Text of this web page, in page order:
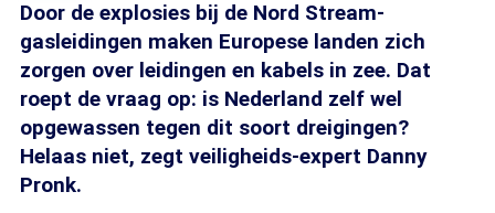
Door de explosies bij de Nord Stream-
gasleidingen maken Europese landen zich
zorgen over leidingen en kabels in zee. Dat
roept de vraag op: is Nederland zelf wel
opgewassen tegen dit soort dreigingen?
Helaas niet, zegt veiligheids-expert Danny
Pronk.